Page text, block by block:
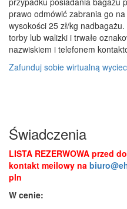
prawo odmówić zabrania go
wysokości 25 zł/kg
torby lub walizki i trwałe
nazwiskiem i telefonem
Zafunduj sobie wirtualną
Świadczenia
LISTA REZERWOWA przed
kontakt meilowy na
pln
W cenie: